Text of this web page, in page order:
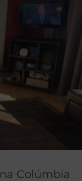
Colúmbia